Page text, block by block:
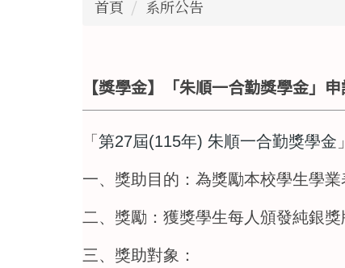
首頁 系所公告
【獎學金】「朱順一合勤獎學金」
「 第27屆(115年) 朱順一合勤獎學金
一、獎助目的：為獎勵本校學生學
二、獎勵：獲獎學生每人頒發純銀
三、獎助對象：